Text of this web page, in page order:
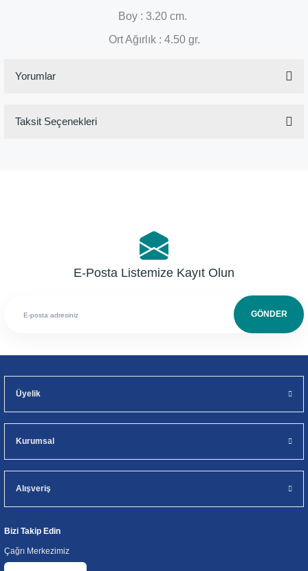
Boy : 3.20 cm.
Ort Ağırlık : 4.50 gr.
Yorumlar
Taksit Seçenekleri
E-Posta Listemize Kayıt Olun
GÖNDER
Üyelik
Kurumsal
Alışveriş
Bizi Takip Edin
Çağrı Merkezimiz